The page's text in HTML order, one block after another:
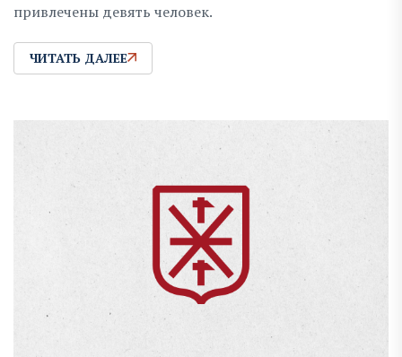
привлечены девять человек.
ЧИТАТЬ ДАЛЕЕ